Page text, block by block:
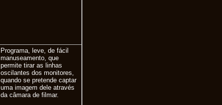
Programa, leve, de fácil
manuseamento, que
permite tirar as linhas
oscilantes dos monitores,
quando se pretende captar
uma imagem dele através
da câmara de filmar.